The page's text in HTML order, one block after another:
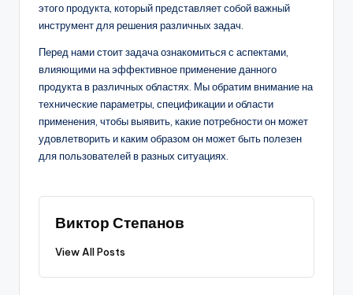
этого продукта, который представляет собой важный
инструмент для решения различных задач.
Перед нами стоит задача ознакомиться с аспектами,
влияющими на эффективное применение данного
продукта в различных областях. Мы обратим внимание на
технические параметры, спецификации и области
применения, чтобы выявить, какие потребности он может
удовлетворить и каким образом он может быть полезен
для пользователей в разных ситуациях.
Виктор Степанов
View All Posts